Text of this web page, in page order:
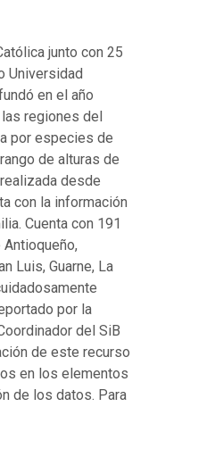
junto con 25
Universidad
en el año
regiones del
por especies de
de alturas de
desde
con la información
Cuenta con 191
Luis, Guarne, La
por la
del SiB
de este recurso
en los elementos
de los datos. Para